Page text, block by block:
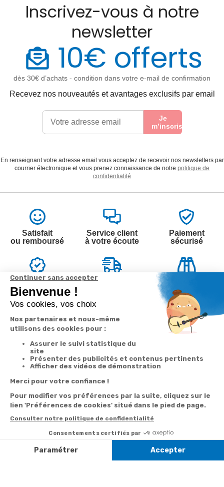
Inscrivez-vous à notre
newsletter
10€ offerts
dès 30€ d’achats - condition dans votre e-mail de confirmation
Recevez nos nouveautés et avantages exclusifs par email
Je
m’inscris
En renseignant votre adresse email vous acceptez de recevoir nos newsletters par
courrier électronique et vous prenez connaissance de notre politique de
confidentialité
Satisfait
ou remboursé
Service client
à votre écoute
Paiement
sécurisé
Garantie
2 ans
Livraison
commande
Votre
commande
Suivi de
commande
Paiement facilité
remboursé, retour
ou échange
promotionnels
Nos services
Besoin d'aide
Abonnement à la
newsletter
la newsletter
Contact
1ère visite
Commander à
partir du catalogue
fréquentes
Par
322
+ prix
appel
Du lundi au
de 9h à 13h
Par email :
Contactez-
nous